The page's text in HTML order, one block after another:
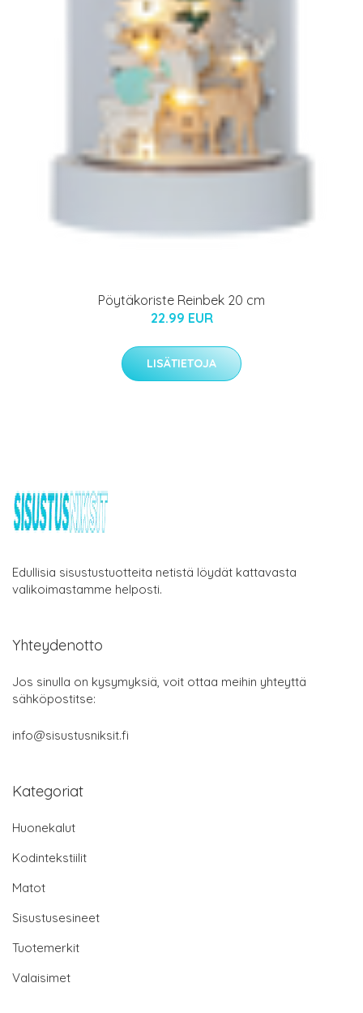
Pöytäkoriste Reinbek 20 cm
22.99 EUR
LISÄTIETOJA
Edullisia sisustustuotteita netistä löydät kattavasta
valikoimastamme helposti.
Yhteydenotto
Jos sinulla on kysymyksiä, voit ottaa meihin yhteyttä
sähköpostitse:
info@sisustusniksit.fi
Kategoriat
Huonekalut
Kodintekstiilit
Matot
Sisustusesineet
Tuotemerkit
Valaisimet